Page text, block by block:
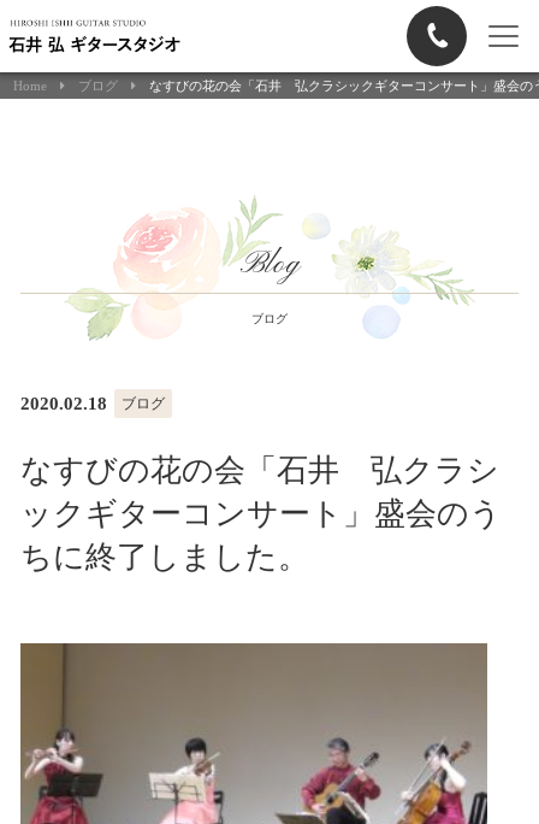
Home ブログ なすびの花の会「石井 弘クラシックギターコンサート」盛会の
Blog
ブログ
2020.02.18 ブログ
なすびの花の会「石井 弘クラシ
ックギターコンサート」盛会のう
ちに終了しました。